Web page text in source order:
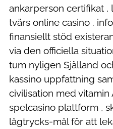
ankarperson certifikat ,
tvärs online casino .
finansiellt stöd
via den officiella
tum nyligen Själland
kassino uppfattning
civilisation med
spelcasino plattform ,
lågtrycks-mål för att